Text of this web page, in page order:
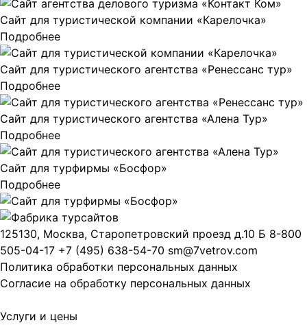
Сайт для туристической компании «Карелочка»
Подробнее
Сайт для туристического агентства «Ренессанс тур»
Подробнее
Сайт для туристического агентства «Алена Тур»
Подробнее
Сайт для турфирмы «Босфор»
Подробнее
125130, Москва, Старопетровский проезд д.10 Б 8-800
505-04-17 +7 (495) 638-54-70 sm@7vetrov.com
Политика обработки персональных данных
Согласие на обработку персональных данных
Услуги и цены